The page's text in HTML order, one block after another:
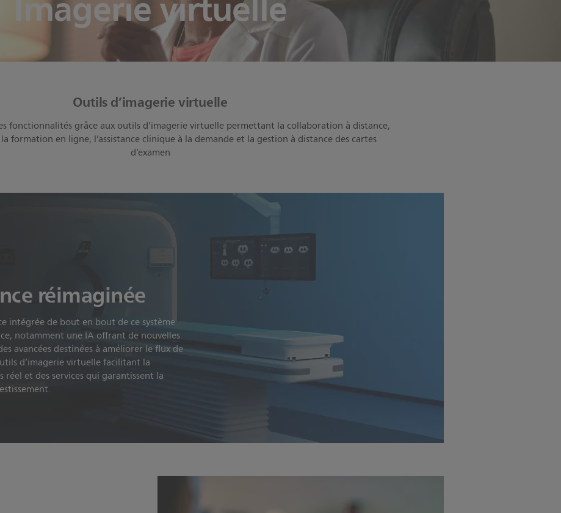
Outils d’imagerie virtuelle
fonctionnalités grâce aux outils d’imagerie virtuelle permettant la collaboration à distance,
formation en ligne, l’assistance clinique à la demande et la gestion à distance des cartes
d’examen
réimaginée
intégrée de bout en bout de ce système
notamment une IA offrant de nouvelles
avancées destinées à améliorer le flux de
d’imagerie virtuelle facilitant la
et des services qui garantissent la